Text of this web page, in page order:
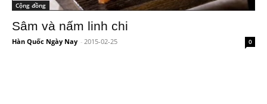
Cộng đồng
Sâm và nấm linh chi
Hàn Quốc Ngày Nay - 2015-02-25 0